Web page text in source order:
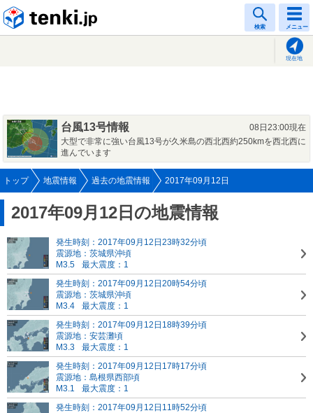
検索 メニュー
現在地
台風13号情報
08日23:00現在
大型で非常に強い台風13号が久米島の西北西約250kmを西北西に
進んでいます
トップ 地震情報 過去の地震情報 2017年09月12日
2017年09月12日の地震情報
発生時刻：2017年09月12日23時32分頃
震源地：茨城県沖頃
M3.5
最大震度：1
発生時刻：2017年09月12日20時54分頃
震源地：茨城県沖頃
M3.4
最大震度：1
発生時刻：2017年09月12日18時39分頃
震源地：安芸灘頃
M3.3
最大震度：1
発生時刻：2017年09月12日17時17分頃
震源地：島根県西部頃
M3.1
最大震度：1
発生時刻：2017年09月12日11時52分頃